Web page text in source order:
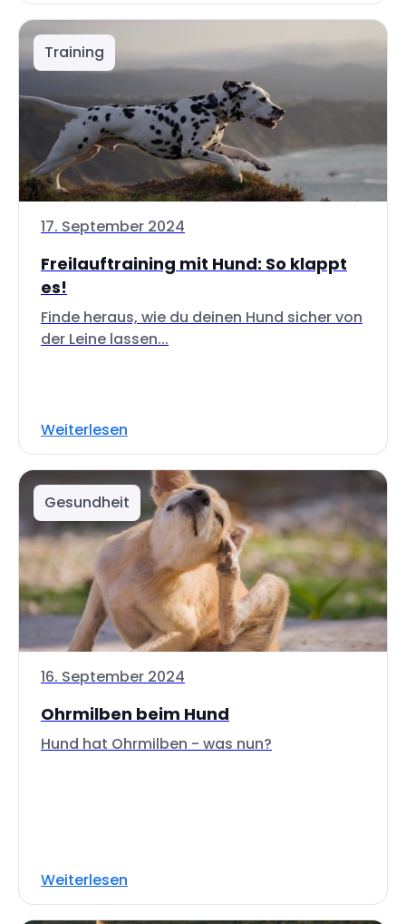
Training
17. September 2024
Freilauftraining mit Hund: So klappt
es!
Finde heraus, wie du deinen Hund sicher von
der Leine lassen...
Weiterlesen
Gesundheit
16. September 2024
Ohrmilben beim Hund
Hund hat Ohrmilben - was nun?
Weiterlesen